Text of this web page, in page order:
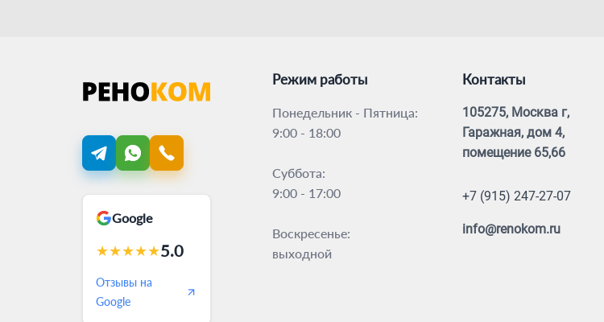
Google
★★★★★5.0
Отзывы на
Google
Режим работы
Понедельник - Пятница:
9:00 - 18:00
Суббота:
9:00 - 17:00
Воскресенье:
выходной
Контакты
105275, Москва г,
Гаражная, дом 4,
помещение 65,66
+7 (915) 247-27-07
info@renokom.ru